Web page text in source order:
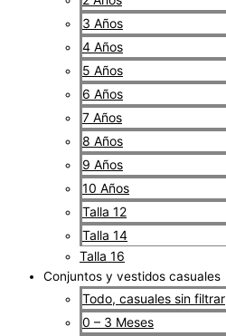
3 Años
4 Años
5 Años
6 Años
7 Años
8 Años
9 Años
10 Años
Talla 12
Talla 14
Talla 16
Conjuntos y vestidos casuales
Todo, casuales sin filtrar
0 – 3 Meses